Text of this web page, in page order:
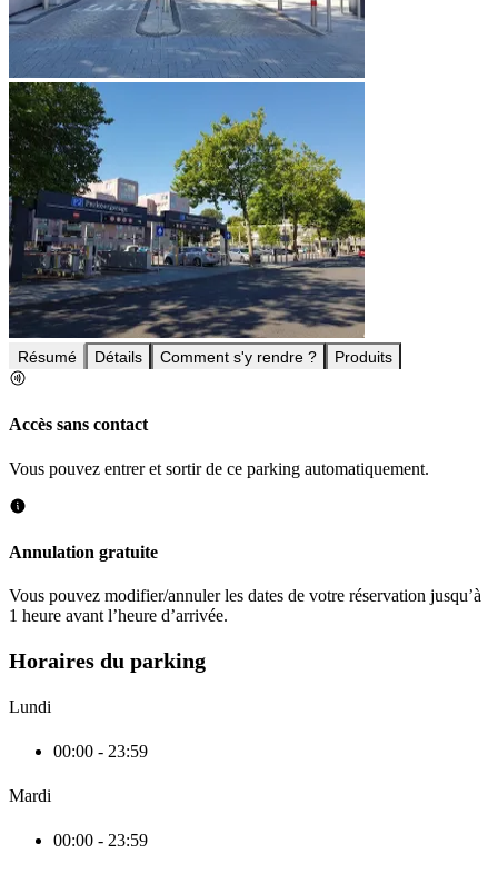
Résumé Détails Comment s'y rendre ? Produits
Accès sans contact
Vous pouvez entrer et sortir de ce parking automatiquement.
Annulation gratuite
Vous pouvez modifier/annuler les dates de votre réservation jusqu’à
1 heure avant l’heure d’arrivée.
Horaires du parking
Lundi
00:00 - 23:59
Mardi
00:00 - 23:59